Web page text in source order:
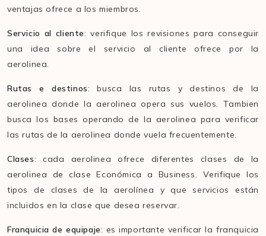
ventajas ofrece a los miembros.
Servicio al cliente: verifique los revisiones para conseguir
una idea sobre el servicio al cliente ofrece por la
aerolinea.
Rutas e destinos: busca las rutas y destinos de la
aerolinea donde la aerolinea opera sus vuelos. Tambien
busca los bases operando de la aerolinea para verificar
las rutas de la aerolinea donde vuela frecuentemente.
Clases: cada aerolinea ofrece diferentes clases de la
aerolinea de clase Económica a Business. Verifique los
tipos de clases de la aerolínea y que servicios están
incluidos en la clase que desea reservar.
Franquicia de equipaje: es importante verificar la franquicia